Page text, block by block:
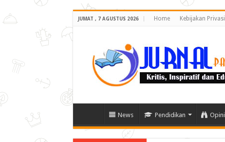
JUMAT , 7 AGUSTUS 2026 Home Kebijakan Privasi
News Pendidikan Opini